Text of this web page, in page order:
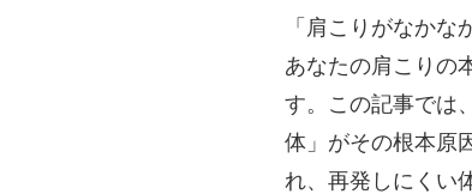
「肩こりがなか
あなたの肩こりの
す。この記事では
体」がその根本原
れ、再発しにくい